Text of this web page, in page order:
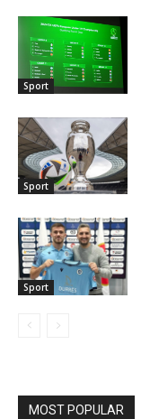
Sport
Sport
Sport
MOST POPULAR